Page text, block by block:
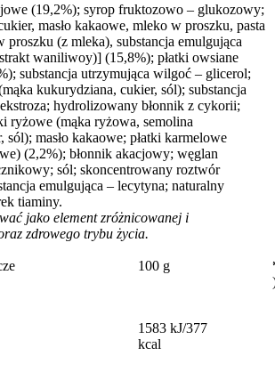
(19,2%); syrop fruktozowo – glukozowy;
masło kakaowe, mleko w proszku, pasta
proszku (z mleka), substancja emulgująca
waniliwoy)] (15,8%); płatki owsiane
substancja utrzymująca wilgoć – glicerol;
kukurydziana, cukier, sól); substancja
hydrolizowany błonnik z cykorii;
ryżowe (mąka ryżowa, semolina
masło kakaowe; płatki karmelowe
(2,2%); błonnik akacjowy; węglan
sól; skoncentrowany roztwór
emulgująca – lecytyna; naturalny
tiaminy.
jako element zróżnicowanej i
zdrowego trybu życia.
100 g
1583 kJ/377
kcal